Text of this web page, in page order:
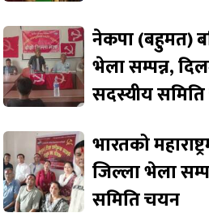
नेकपा (बहुमत)
भेला सम्पन्न,
सदस्यीय
भारतको
जिल्ला भेला
समिति चयन